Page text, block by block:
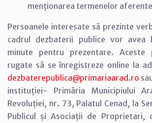
menționarea termenelor
Persoanele interesate să prezinte
cadrul dezbaterii publice vor avea
minute pentru prezentare. Aceste
rugate să se înregistreze online la
dezbaterepublica@primariaarad.ro
instituției- Primăria Municipiului
Revoluției, nr. 73, Palatul Cenad, la
Publicul și Asociații de Proprietari,